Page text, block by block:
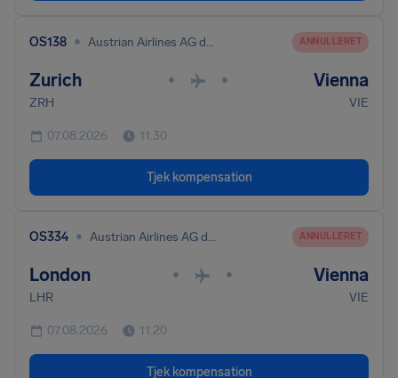
OS138 • Austrian Airlines AG dba Austrian ANNULLERET
Zurich • • Vienna
ZRH VIE
07.08.2026 11.30
Tjek kompensation
OS334 • Austrian Airlines AG dba Austrian ANNULLERET
London • • Vienna
LHR VIE
07.08.2026 11.20
Tjek kompensation